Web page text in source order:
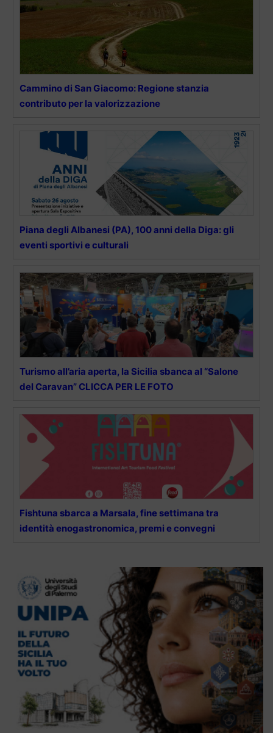
Cammino di San Giacomo: Regione stanzia
contributo per la valorizzazione
Piana degli Albanesi (PA), 100 anni della Diga: gli
eventi sportivi e culturali
Turismo all’aria aperta, la Sicilia sbanca al “Salone
del Caravan” CLICCA PER LE FOTO
Fishtuna sbarca a Marsala, fine settimana tra
identità enogastronomica, premi e convegni